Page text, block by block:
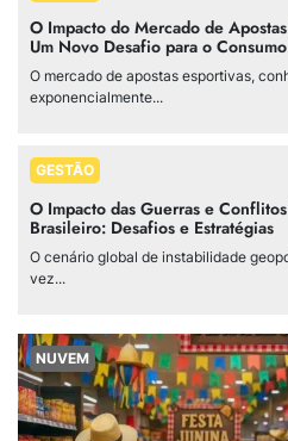
O Impacto do Mercado de
Um Novo Desafio para o Consumo
O mercado de apostas esportivas,
exponencialmente...
GESTÃO
O Impacto das Guerras e
Brasileiro: Desafios e Estratégias
O cenário global de instabilidade
vez...
NUVEM